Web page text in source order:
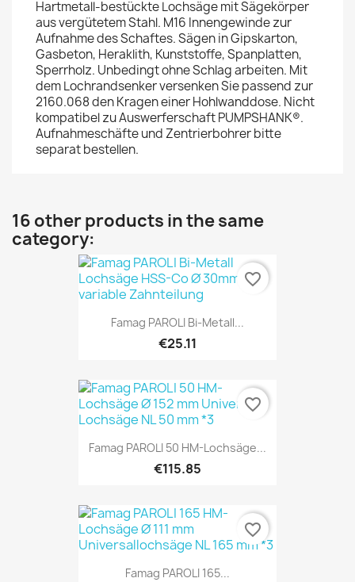
Hartmetall-bestückte Lochsäge mit Sägekörper
aus vergütetem Stahl. M16 Innengewinde zur
Aufnahme des Schaftes. Sägen in Gipskarton,
Gasbeton, Heraklith, Kunststoffe, Spanplatten,
Sperrholz. Unbedingt ohne Schlag arbeiten. Mit
dem Lochrandsenker versenken Sie passend zur
2160.068 den Kragen einer Hohlwanddose. Nicht
kompatibel zu Auswerferschaft PUMPSHANK®.
Aufnahmeschäfte und Zentrierbohrer bitte
separat bestellen.
16 other products in the same
category:
Famag PAROLI Bi-Metall...
€25.11
favorite_border
Famag PAROLI 50 HM-Lochsäge...
€115.85
favorite_border
Famag PAROLI 165...
favorite_border